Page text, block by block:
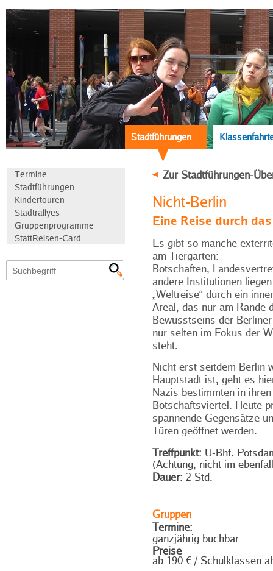
Stadtführungen
Termine
Stadtführungen
Kindertouren
Stadtrallyes
Gruppenprogramme
StattReisen-Card
Zur Stadtführungen-
Nicht-Berlin
Eine Reise durch
Es gibt so manche
am Tiergarten:
Botschaften,
andere Institutionen
„Weltreise“ durch ein
Areal, das nur am Rande
Bewusstseins der
nur selten im Fokus der
steht.
Nicht erst seitdem Berlin
Hauptstadt ist, geht es
Nazis bestimmten in
Botschaftsviertel. Heute
spannende Gegensätze
Türen geöffnet werden.
Treffpunkt: U-Bhf.
(Achtung, nicht im
Dauer: 2 Std.
Gruppen
Termine:
ganzjährig buchbar
Preise
ab 190 € / Schulklassen